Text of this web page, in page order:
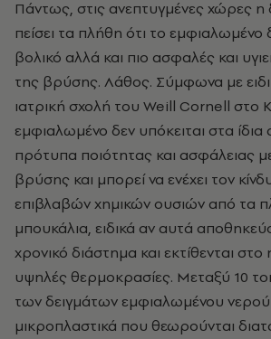
Πάντως, στις ανεπτυγμένες χώρες η
πείσει τα πλήθη ότι το εμφιαλωμένο
βολικό αλλά και πιο ασφαλές και
της βρύσης. Λάθος. Σύμφωνα με
ιατρική σχολή του Weill Cornell στο
εμφιαλωμένο δεν υπόκειται στα
πρότυπα ποιότητας και ασφάλειας
βρύσης και μπορεί να ενέχει τον
επιβλαβών χημικών ουσιών από τα
μπουκάλια, ειδικά αν αυτά
χρονικό διάστημα και εκτίθενται
υψηλές θερμοκρασίες. Μεταξύ 10
των δειγμάτων εμφιαλωμένου νερού
μικροπλαστικά που θεωρούνται